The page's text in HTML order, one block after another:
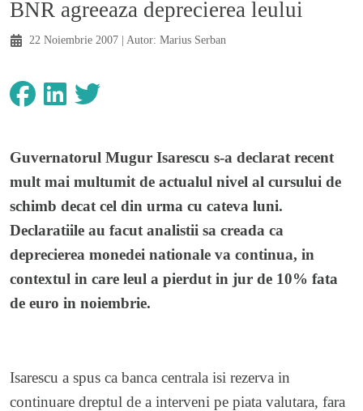
BNR agreeaza deprecierea leului
22 Noiembrie 2007 | Autor: Marius Serban
Guvernatorul Mugur Isarescu s-a declarat recent
mult mai multumit de actualul nivel al cursului de
schimb decat cel din urma cu cateva luni.
Declaratiile au facut analistii sa creada ca
deprecierea monedei nationale va continua, in
contextul in care leul a pierdut in jur de 10% fata
de euro in noiembrie.
Isarescu a spus ca banca centrala isi rezerva in
continuare dreptul de a interveni pe piata valutara, fara